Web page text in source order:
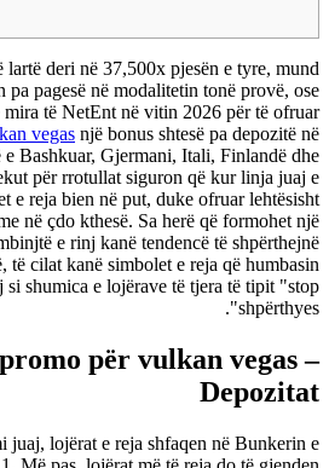
lartë deri në 37,500x pjesën e tyre, mund
pa pagesë në modalitetin tonë provë, ose
të NetEnt në vitin 2026 për të ofruar
vegas një bonus shtesë pa depozitë në
Bashkuar, Gjermani, Itali, Finlandë dhe
për rrotullat siguron që kur linja juaj e
e reja bien në put, duke ofruar lehtësisht
në çdo kthesë. Sa herë që formohet një
e rinj kanë tendencë të shpërthejnë
të cilat kanë simbolet e reja që humbasin
si shumica e lojërave të tjera të tipit "stop
shpërthyes".
për vulkan vegas –
Depozitat
juaj, lojërat e reja shfaqen në Bunkerin e